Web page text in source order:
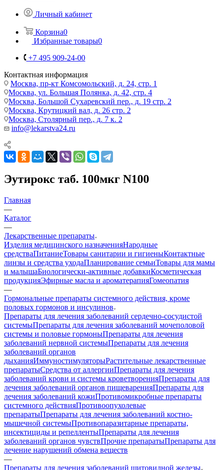
Личный кабинет
Корзина0
Избранные товары0
+7 495 909-24-00
Контактная информация
Москва, пр-кт Комсомольский, д. 24, стр. 1
Москва, ул. Большая Полянка, д. 42, стр. 4
Москва, Большой Сухаревский пер., д. 19 стр. 2
Москва, Крутицкий вал, д. 26 стр. 2
Москва, Столярный пер., д. 7 к. 2
info@lekarstva24.ru
Эутирокс таб. 100мкг N100
Главная
—
Каталог
—
Лекарственные препараты
Изделия медицинского назначенияНародные
средстваПитаниеТовары санитарии и гигиеныКонтактные
линзы и средства уходаПланирование семьиТовары для мамы
и малышаБиологически-активные добавкиКосметическая
продукцияЭфирные масла и ароматерапияГомеопатия
—
Гормональные препараты системного действия, кроме
половых гормонов и инсулинов
Препараты для лечения заболеваний сердечно-сосудистой
системыПрепараты для лечения заболеваний мочеполовой
системы и половые гормоныПрепараты для лечения
заболеваний нервной системыПрепараты для лечения
заболеваний органов
дыханияИммуностимуляторыРастительные лекарственные
препаратыСредства от аллергииПрепараты для лечения
заболеваний крови и системы кроветворенияПрепараты для
лечения заболеваний органов пищеваренияПрепараты для
лечения заболеваний кожиПротивомикробные препараты
системного действияПротивоопухолевые
препаратыПрепараты для лечения заболеваний костно-
мышечной системыПротивопаразитарные препараты,
инсектициды и репеллентыПрепараты для лечения
заболеваний органов чувствПрочие препаратыПрепараты для
лечение нарушений обмена веществ
—
Препараты для лечения заболеваний щитовидной железы